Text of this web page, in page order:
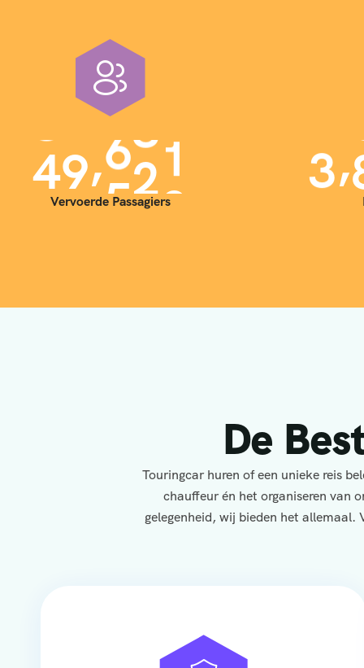
40,000
Vervoerde Passagiers
3,
De
Touringcar huren of een unieke reis
chauffeur én het organiseren van
gelegenheid, wij bieden het allemaal.